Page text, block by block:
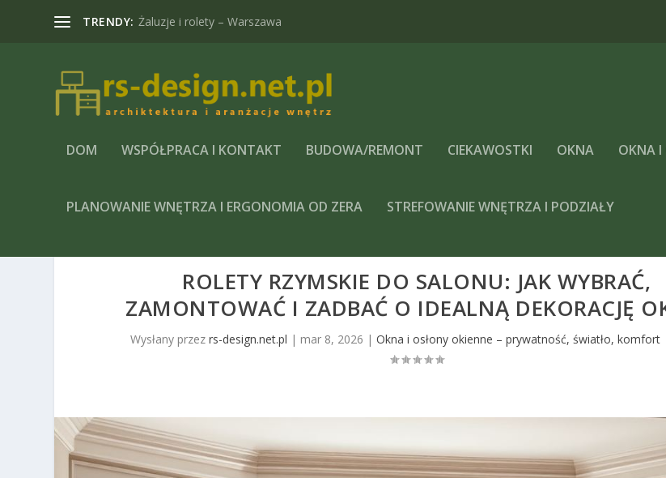
TRENDY: Żaluzje i rolety – Warszawa
DOM WSPÓŁPRACA I KONTAKT BUDOWA/REMONT CIEKAWOSTKI OKNA OKNA I
PLANOWANIE WNĘTRZA I ERGONOMIA OD ZERA STREFOWANIE WNĘTRZA I PODZIAŁY
ROLETY RZYMSKIE DO SALONU: JAK WYBRAĆ,
ZAMONTOWAĆ I ZADBAĆ O IDEALNĄ DEKORACJĘ
Wysłany przezrs-design.net.pl | mar 8, 2026 |Okna i osłony okienne – prywatność, światło, komfort